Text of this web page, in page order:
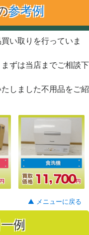
参考例
い取りを行っていま
ずは当店までご相談下
しました不用品をご紹
▲ メニューに戻る
例